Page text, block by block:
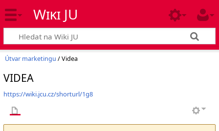
Wiki JU
Útvar marketingu / Videa
VIDEA
https://wiki.jcu.cz/shorturl/1g8